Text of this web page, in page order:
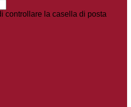
controllare la casella di posta